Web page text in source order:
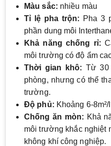
Màu sắc: nhiều màu
Tỉ lệ pha trộn: Pha 3
phần dung môi
Khả năng chống rỉ:
môi trường có độ ẩm
Thời gian khô: Từ 30
phòng, nhưng có thể
trường.
Độ phủ: Khoảng 6-
Chống ăn mòn: Khả
môi trường khắc nghiệt
không khí công nghiệp.